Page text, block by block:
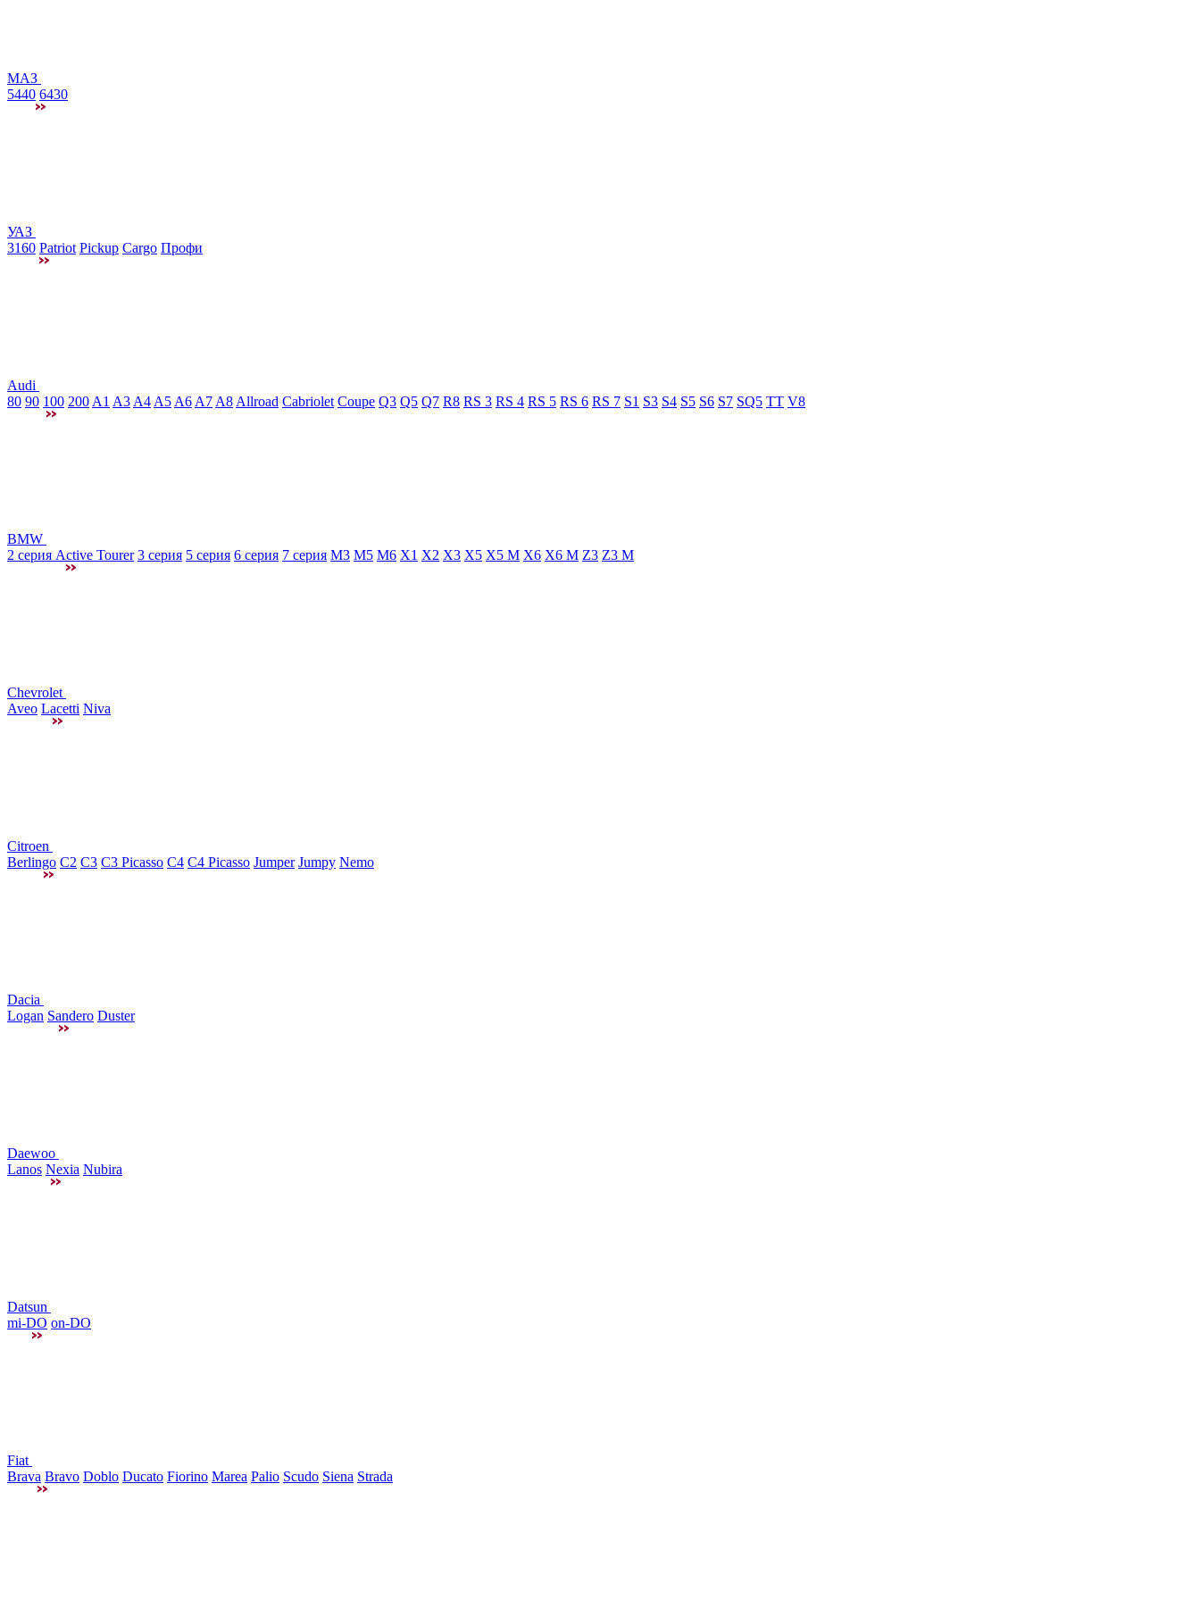
МАЗ
5440 6430
УАЗ
3160 Patriot Pickup Cargo Профи
Audi
80 90 100 200 A1 A3 A4 A5 A6 A7 A8 Allroad Cabriolet Coupe Q3 Q5 Q7 R8 RS 3 RS 4 RS 5 RS 6 RS 7 S1 S3 S4 S5 S6 S7 SQ5 TT V8
BMW
2 серия Active Tourer 3 серия 5 серия 6 серия 7 серия M3 М5 M6 X1 X2 X3 X5 X5 M X6 X6 M Z3 Z3 M
Chevrolet
Aveo Lacetti Niva
Citroen
Berlingo C2 C3 C3 Picasso C4 C4 Picasso Jumper Jumpy Nemo
Dacia
Logan Sandero Duster
Daewoo
Lanos Nexia Nubira
Datsun
mi-DO on-DO
Fiat
Brava Bravo Doblo Ducato Fiorino Marea Palio Scudo Siena Strada